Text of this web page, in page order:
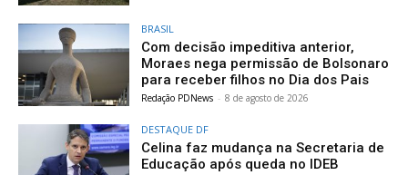
BRASIL
Com decisão impeditiva anterior,
Moraes nega permissão de Bolsonaro
para receber filhos no Dia dos Pais
Redação PDNews - 8 de agosto de 2026
DESTAQUE DF
Celina faz mudança na Secretaria de
Educação após queda no IDEB